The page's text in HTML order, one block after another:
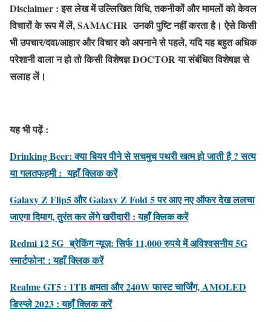
Disclaimer : इस लेख में उल्लिखित विधि, तकनीकों और मामलों को केवल
विचारों के रूप में लें, SAMACHR उनकी पुष्टि नहीं करता है। ऐसे किसी
भी उपचार/दवा/आहार और विचार को अपनाने से पहले, यदि यह बहुत अधिक
परेशानी वाला न हो तो किसी विशेषज्ञ DOCTOR या संबंधित विशेषज्ञ से
सलाह लें।
यह भी पढ़ें :
Drinking Beer: क्या बियर पीने से सचमुच पथरी खत्म हो जाती है ? सत्य
या गलतफहमी : यहाँ क्लिक करें
Galaxy Z Flip5 और Galaxy Z Fold 5 पर आए नए ऑफर देख ललचा
जाएगा दिमाग, तुरंत कर लेंगे खरीदारी : यहाँ क्लिक करें
Redmi 12 5G ब्रेकिंग न्यूज़: सिर्फ 11,000 रुपये में अविश्वसनीय 5G
स्मार्टफोन! : यहाँ क्लिक करें
Realme GT5 : 1TB क्षमता और 240W फास्ट चार्जिंग, AMOLED
डिस्प्ले 2023 : यहाँ क्लिक करें